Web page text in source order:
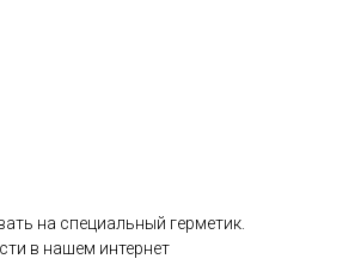
на специальный герметик.
в нашем интернет